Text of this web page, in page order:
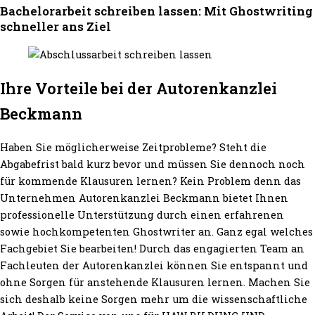
Bachelorarbeit schreiben lassen: Mit Ghostwriting
schneller ans Ziel
Ihre Vorteile bei der Autorenkanzlei
Beckmann
Haben Sie möglicherweise Zeitprobleme? Steht die
Abgabefrist bald kurz bevor und müssen Sie dennoch noch
für kommende Klausuren lernen? Kein Problem denn das
Unternehmen Autorenkanzlei Beckmann bietet Ihnen
professionelle Unterstützung durch einen erfahrenen
sowie hochkompetenten Ghostwriter an. Ganz egal welches
Fachgebiet Sie bearbeiten! Durch das engagierten Team an
Fachleuten der Autorenkanzlei können Sie entspannt und
ohne Sorgen für anstehende Klausuren lernen. Machen Sie
sich deshalb keine Sorgen mehr um die wissenschaftliche